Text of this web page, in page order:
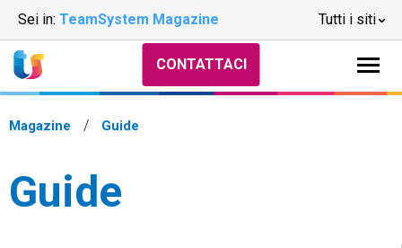
Sei in: TeamSystem Magazine Tutti i siti
CONTATTACI
Magazine Guide
Guide